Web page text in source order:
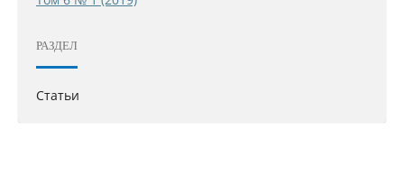
РАЗДЕЛ
Статьи